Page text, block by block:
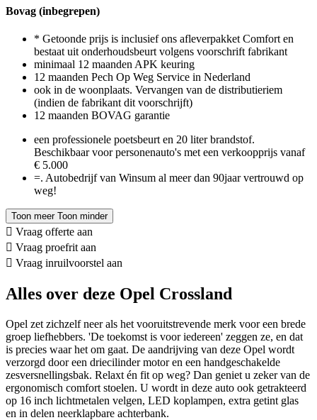
Bovag (inbegrepen)
* Getoonde prijs is inclusief ons afleverpakket Comfort en
bestaat uit onderhoudsbeurt volgens voorschrift fabrikant
minimaal 12 maanden APK keuring
12 maanden Pech Op Weg Service in Nederland
ook in de woonplaats. Vervangen van de distributieriem
(indien de fabrikant dit voorschrijft)
12 maanden BOVAG garantie
een professionele poetsbeurt en 20 liter brandstof.
Beschikbaar voor personenauto's met een verkoopprijs vanaf
€ 5.000
=. Autobedrijf van Winsum al meer dan 90jaar vertrouwd op
weg!
Toon meer Toon minder
Vraag offerte aan
Vraag proefrit aan
Vraag inruilvoorstel aan
Alles over deze Opel Crossland
Opel zet zichzelf neer als het vooruitstrevende merk voor een brede
groep liefhebbers. 'De toekomst is voor iedereen' zeggen ze, en dat
is precies waar het om gaat. De aandrijving van deze Opel wordt
verzorgd door een driecilinder motor en een handgeschakelde
zesversnellingsbak. Relaxt én fit op weg? Dan geniet u zeker van de
ergonomisch comfort stoelen. U wordt in deze auto ook getrakteerd
op 16 inch lichtmetalen velgen, LED koplampen, extra getint glas
en in delen neerklapbare achterbank.